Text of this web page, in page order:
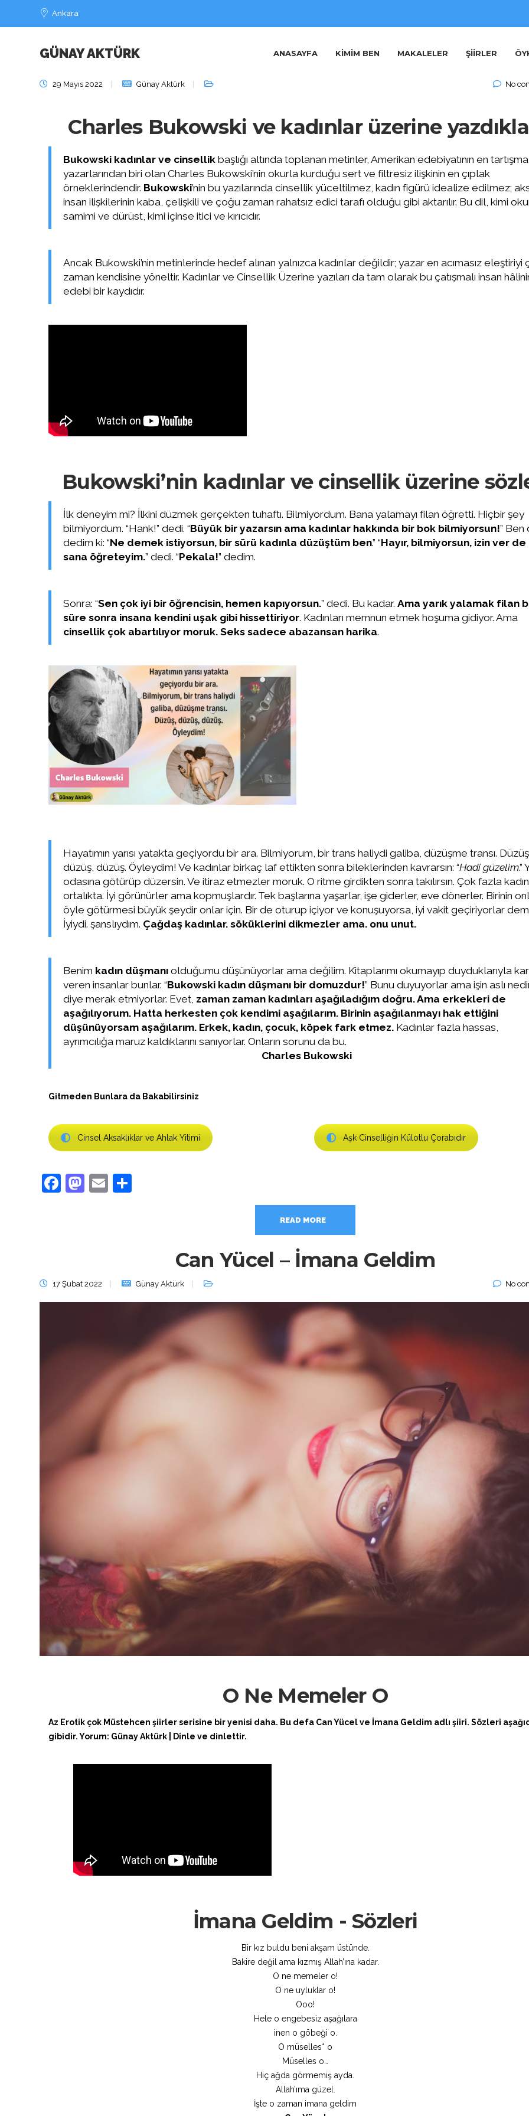
Ankara
GÜNAY AKTÜRK ANASAYFA KIMIM BEN MAKALELER ŞIIRLER
Bukowski kadınlar ve cinsellik
29 Mayıs 2022 Günay Aktürk No
Charles Bukowski ve kadınlar üzerine
Bukowski kadınlar ve cinsellik başlığı altında toplanan metinler, Amerikan edebiyatının en
yazarlarından biri olan Charles Bukowski’nin okurla kurduğu sert ve filtresiz ilişkinin en çıplak
örneklerindendir. Bukowski’nin bu yazılarında cinsellik yüceltilmez, kadın figürü idealize edilmez;
insan ilişkilerinin kaba, çelişkili ve çoğu zaman rahatsız edici tarafı olduğu gibi aktarılır. Bu dil, kimi
samimi ve dürüst, kimi içinse itici ve kırıcıdır.
Ancak Bukowski’nin metinlerinde hedef alınan yalnızca kadınlar değildir; yazar en acımasız eleştiriyi
zaman kendisine yöneltir. Kadınlar ve Cinsellik Üzerine yazıları da tam olarak bu çatışmalı insan
edebi bir kaydıdır.
Bukowski’nin kadınlar ve cinsellik üzerine
İlk deneyim mi? İlkini düzmek gerçekten tuhaftı. Bilmiyordum. Bana yalamayı filan öğretti. Hiçbir şey
bilmiyordum. “Hank!” dedi. “Büyük bir yazarsın ama kadınlar hakkında bir bok bilmiyorsun!” Ben
dedim ki: “Ne demek istiyorsun, bir sürü kadınla düzüştüm ben.” “Hayır, bilmiyorsun, izin ver de
sana öğreteyim.” dedi. “Pekala!” dedim.
Sonra: “Sen çok iyi bir öğrencisin, hemen kapıyorsun.” dedi. Bu kadar. Ama yarık yalamak filan
süre sonra insana kendini uşak gibi hissettiriyor. Kadınları memnun etmek hoşuma gidiyor. Ama
cinsellik çok abartılıyor moruk. Seks sadece abazansan harika.
Hayatımın yarısı yatakta geçiyordu bir ara. Bilmiyorum, bir trans haliydi galiba, düzüşme transı.
düzüş, düzüş. Öyleydim! Ve kadınlar birkaç laf ettikten sonra bileklerinden kavrarsın: “Hadi güzelim.”
odasına götürüp düzersin. Ve itiraz etmezler moruk. O ritme girdikten sonra takılırsın. Çok fazla
ortalıkta. İyi görünürler ama kopmuşlardır. Tek başlarına yaşarlar, işe giderler, eve dönerler. Birinin
öyle götürmesi büyük şeydir onlar için. Bir de oturup içiyor ve konuşuyorsa, iyi vakit geçiriyorlar
İyiydi. şanslıydım. Çağdaş kadınlar. söküklerini dikmezler ama. onu unut.
Benim kadın düşmanı olduğumu düşünüyorlar ama değilim. Kitaplarımı okumayıp duyduklarıyla
veren insanlar bunlar. “Bukowski kadın düşmanı bir domuzdur!” Bunu duyuyorlar ama işin aslı
diye merak etmiyorlar. Evet, zaman zaman kadınları aşağıladığım doğru. Ama erkekleri de
aşağılıyorum. Hatta herkesten çok kendimi aşağılarım. Birinin aşağılanmayı hak ettiğini
düşünüyorsam aşağılarım. Erkek, kadın, çocuk, köpek fark etmez. Kadınlar fazla hassas,
ayrımcılığa maruz kaldıklarını sanıyorlar. Onların sorunu da bu.
Charles Bukowski
Gitmeden Bunlara da Bakabilirsiniz
Cinsel Aksaklıklar ve Ahlak Yitimi Aşk Cinselliğin Külotlu Çorabıdır
Facebook
Mastodon
Email
READ MORE
Can Yücel – İmana Geldim
17 Şubat 2022 Günay Aktürk No
O Ne Memeler O
Az Erotik çok Müstehcen şiirler serisine bir yenisi daha. Bu defa Can Yücel ve İmana Geldim adlı şiiri. Sözleri
gibidir. Yorum: Günay Aktürk | Dinle ve dinlettir.
İmana Geldim - Sözleri
Bir kız buldu beni akşam üstünde.
Bakire değil ama kızmış Allah’ına kadar.
O ne memeler o!
O ne uyluklar o!
Ooo!
Hele o engebesiz aşağılara
inen o göbeği o.
O müselles* o
Müselles o…
Hiç ağda görmemiş ayda.
Allah’ıma güzel.
İşte o zaman imana geldim